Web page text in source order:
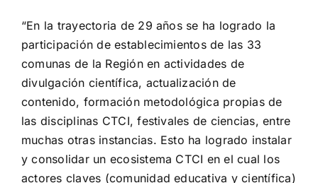
“En la trayectoria de 29 años se ha logrado la
participación de establecimientos de las 33
comunas de la Región en actividades de
divulgación científica, actualización de
contenido, formación metodológica propias de
las disciplinas CTCI, festivales de ciencias, entre
muchas otras instancias. Esto ha logrado instalar
y consolidar un ecosistema CTCI en el cual los
actores claves (comunidad educativa y científica)